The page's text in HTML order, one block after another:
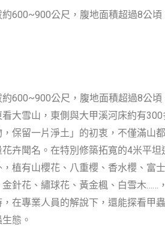
約600~900公尺，腹地面積超過8公
約600~900公尺，腹地面積超過8公
大雪山，東側與大甲溪河床約有
保留一片淨土」的初衷，不僅滿山
卉聞名。在特別修築拓寬的4米平坦
植有山櫻花、八重櫻、香水櫻、富
針花、繡球花、黃金楓、白雪木……
在專業人員的解說下，還能探看甲
態。